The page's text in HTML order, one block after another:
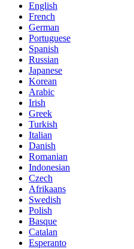
English
French
German
Portuguese
Spanish
Russian
Japanese
Korean
Arabic
Irish
Greek
Turkish
Italian
Danish
Romanian
Indonesian
Czech
Afrikaans
Swedish
Polish
Basque
Catalan
Esperanto